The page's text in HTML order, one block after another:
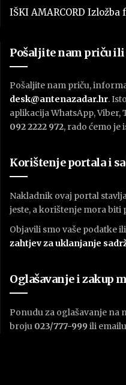
IŠKI AMARCORD
Pošaljite nam priču
Pošaljite nam priču,
desk@antenazadar.hr.
aplikacija WhatsApp,
092 2222 972, rado ćemo je
Korištenje portala i
Nakladnik ovaj portal
jeste, a korištenje mora biti
Objavili smo vaše podatke
zahtjev za uklanjanje
Oglašavanje i zakup
Ponudu za oglašavanje na
broju 023/777-999 ili emailu